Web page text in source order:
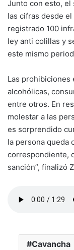
Junto con esto, el
las cifras desde
registrado 100
ley anti colillas y
este mismo
Las prohibiciones
alcohólicas,
entre otros. En
molestar a las
es sorprendido
la persona queda
correspondiente,
sanción”, finalizó
Cavancha